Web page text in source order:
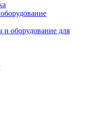
оборудование для